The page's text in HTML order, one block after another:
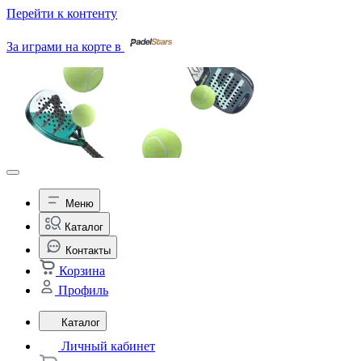
Перейти к контенту
За играми на корте в
Меню
Каталог
Контакты
Корзина
Профиль
Каталог
Личный кабинет